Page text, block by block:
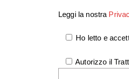
Leggi la nostra
Ho letto e
Autorizzo il